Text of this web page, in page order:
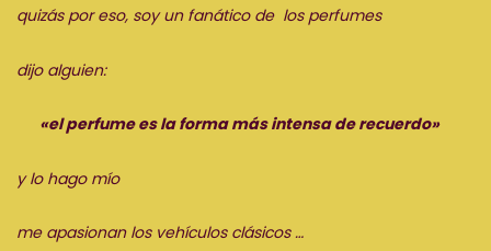
quizás por eso, soy un fanático de los perfumes
dijo alguien:
«el perfume es la forma más intensa de recuerdo»
y lo hago mío
me apasionan los vehículos clásicos …